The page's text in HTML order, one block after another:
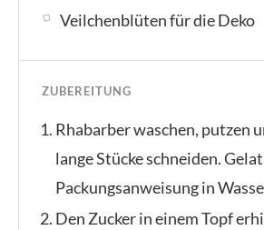
Veilchenblüten für die Deko
ZUBEREITUNG
Rhabarber waschen, putzen
lange Stücke schneiden.
Packungsanweisung in
Den Zucker in einem Topf